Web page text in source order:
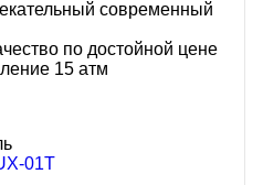
современный
по достойной цене
15 атм
01T